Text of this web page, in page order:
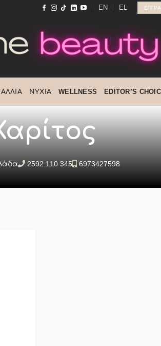
EN EL
ΝΎΧΙΑ WELLNESS EDITOR’S
2592 110 345 6973427598